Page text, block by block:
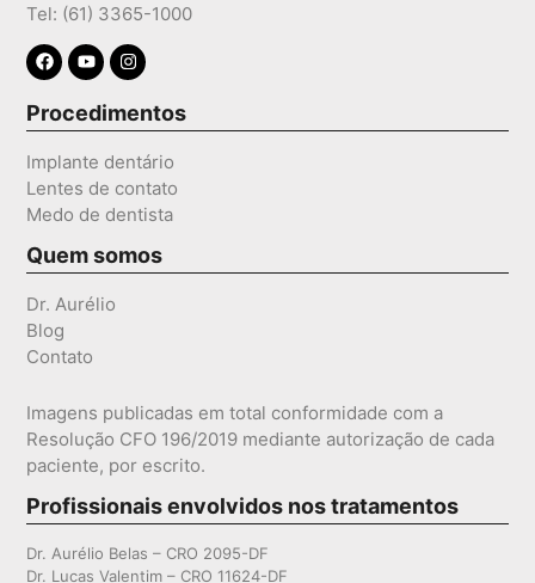
Tel: (61) 3365-1000
Procedimentos
Implante dentário
Lentes de contato
Medo de dentista
Quem somos
Dr. Aurélio
Blog
Contato
Imagens publicadas em total conformidade com a
Resolução CFO 196/2019 mediante autorização de cada
paciente, por escrito.
Profissionais envolvidos nos tratamentos
Dr. Aurélio Belas – CRO 2095-DF
Dr. Lucas Valentim – CRO 11624-DF